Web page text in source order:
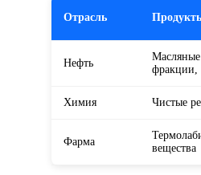
Отрасль
Нефть
Масляные
фракции,
Химия Чистые
Фарма
вещества